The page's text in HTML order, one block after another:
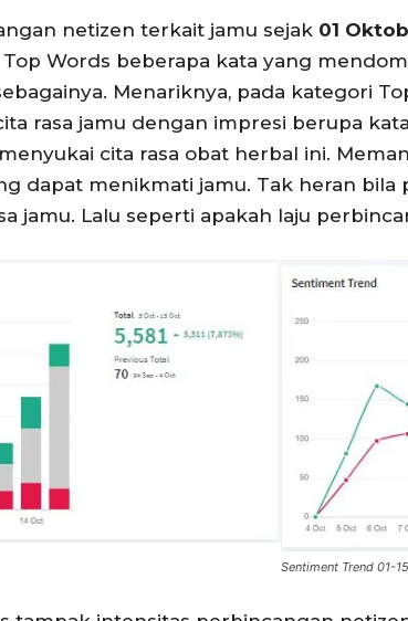
netizen terkait jamu sejak 01
Words beberapa kata yang
Menariknya, pada kategori
rasa jamu dengan impresi berupa
cita rasa obat herbal ini.
dapat menikmati jamu. Tak heran
jamu. Lalu seperti apakah laju
Sentiment Trend 01-